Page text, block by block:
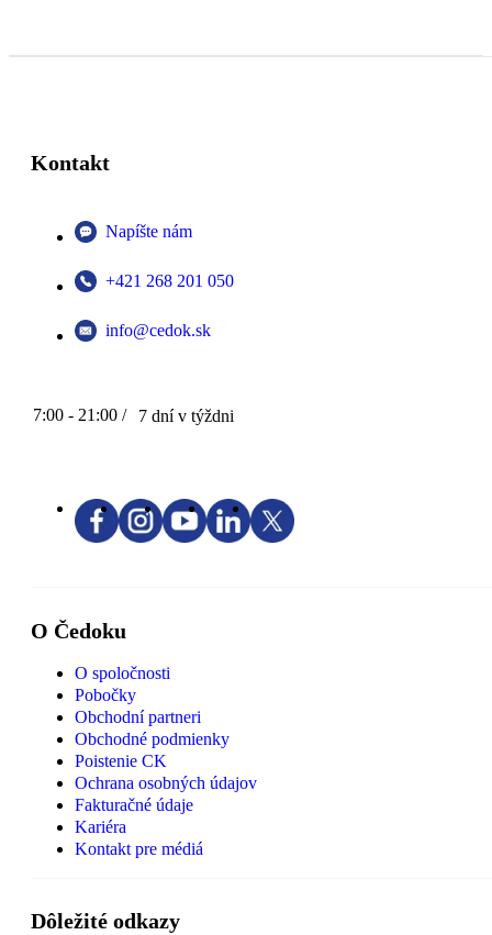
Kontakt
Napíšte nám
+421 268 201 050
info@cedok.sk
7:00 - 21:00 / 7 dní v týždni
O Čedoku
O spoločnosti
Pobočky
Obchodní partneri
Obchodné podmienky
Poistenie CK
Ochrana osobných údajov
Fakturačné údaje
Kariéra
Kontakt pre médiá
Dôležité odkazy